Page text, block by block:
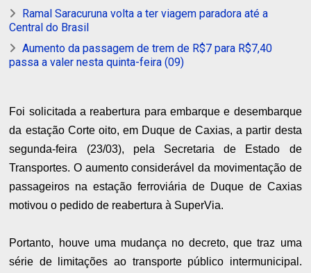
Ramal Saracuruna volta a ter viagem paradora até a
Central do Brasil
Aumento da passagem de trem de R$7 para R$7,40
passa a valer nesta quinta-feira (09)
Foi solicitada a reabertura para embarque e desembarque
da estação Corte oito, em Duque de Caxias, a partir desta
segunda-feira (23/03), pela Secretaria de Estado de
Transportes. O aumento considerável da movimentação de
passageiros na estação ferroviária de Duque de Caxias
motivou o pedido de reabertura à SuperVia.
Portanto, houve uma mudança no decreto, que traz uma
série de limitações ao transporte público intermunicipal.